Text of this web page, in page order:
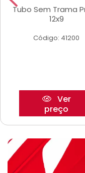
Tubo Sem Trama
12x9
Código: 41200
Ver
preço